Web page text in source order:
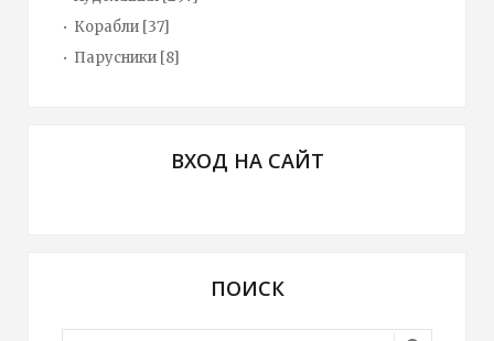
Корабли [37]
Парусники [8]
ВХОД НА САЙТ
ПОИСК